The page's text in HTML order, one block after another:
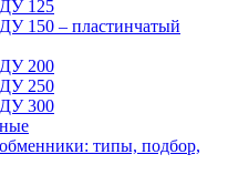
125
150 – пластинчатый
200
250
300
типы, подбор,